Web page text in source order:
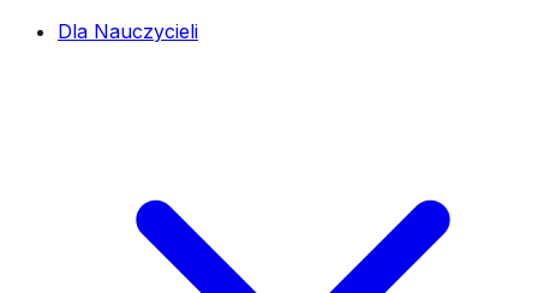
Dla Nauczycieli